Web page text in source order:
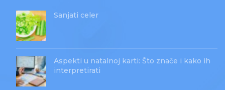
Sanjati celer
Aspekti u natalnoj karti: Što znače i kako ih
interpretirati